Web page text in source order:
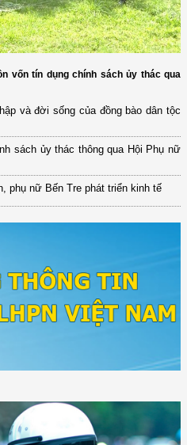
vốn tín dụng chính sách ủy thác qua
và đời sống của đồng bào dân tộc
sách ủy thác thông qua Hội Phụ nữ
phụ nữ Bến Tre phát triển kinh tế